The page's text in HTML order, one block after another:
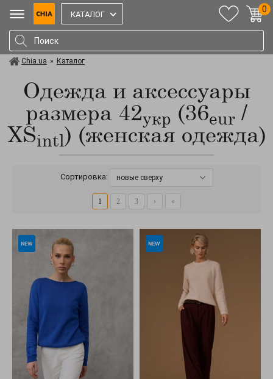
КАТАЛОГ
0
Chia.ua » Каталог
Одежда и аксессуары
размера 42укр (36eur /
XSintl) (женская одежда)
Сортировка: новые сверху
1 2 3 › »